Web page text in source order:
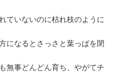
ていないのに枯れ枝のように
になるとさっさと葉っぱを閉
無事どんどん育ち、やがてチ